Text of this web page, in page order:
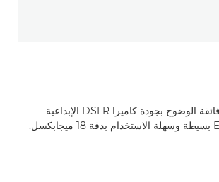
استمتع بصور وأفلام فائقة الوضوح بجودة كاميرا DSLR الإبداعية